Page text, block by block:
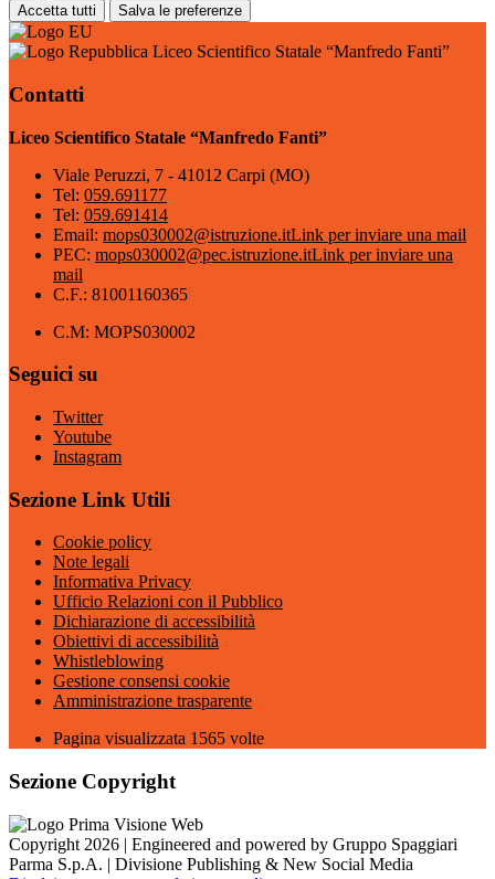
Accetta tutti Salva le preferenze
Liceo Scientifico Statale “Manfredo Fanti”
Contatti
Liceo Scientifico Statale “Manfredo Fanti”
Viale Peruzzi, 7 - 41012 Carpi (MO)
Tel: 059.691177
Tel: 059.691414
Email: mops030002@istruzione.itLink per inviare una mail
PEC: mops030002@pec.istruzione.itLink per inviare una
mail
C.F.: 81001160365
C.M: MOPS030002
Seguici su
Twitter
Youtube
Instagram
Sezione Link Utili
Cookie policy
Note legali
Informativa Privacy
Ufficio Relazioni con il Pubblico
Dichiarazione di accessibilità
Obiettivi di accessibilità
Whistleblowing
Gestione consensi cookie
Amministrazione trasparente
Pagina visualizzata 1565 volte
Sezione Copyright
Copyright 2026 | Engineered and powered by Gruppo Spaggiari
Parma S.p.A. | Divisione Publishing & New Social Media